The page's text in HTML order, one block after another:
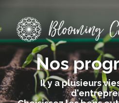
Nos
Il y a plusieurs